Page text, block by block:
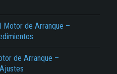
Motor de Arranque –
de Arranque –